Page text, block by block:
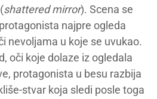
shattered mirror). Scena se
najpre ogleda
nevoljama u koje se uvukao.
oči koje dolaze iz ogledala
protagonista u besu razbija
stvar koja sledi posle toga